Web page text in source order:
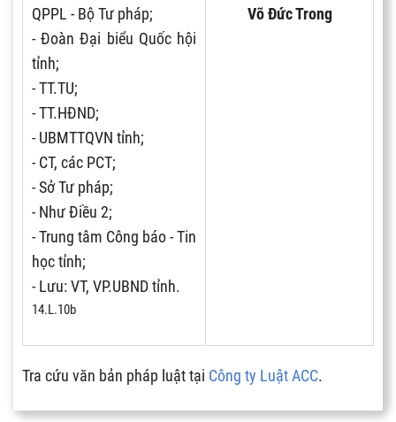
QPPL - Bộ Tư pháp;
- Đoàn Đại biểu Quốc hội
tỉnh;
- TT.TU;
- TT.HĐND;
- UBMTTQVN tỉnh;
- CT, các PCT;
- Sở Tư pháp;
- Như Điều 2;
- Trung tâm Công báo - Tin
học tỉnh;
- Lưu: VT, VP.UBND tỉnh.
14.L.10b
Võ Đức Trong
Tra cứu văn bản pháp luật tại Công ty Luật ACC.